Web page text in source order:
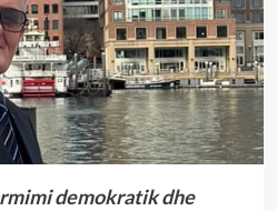
demokratik dhe